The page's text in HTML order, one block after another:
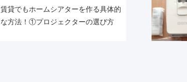
賃貸でもホームシアターを作る具体的
な方法！①プロジェクターの選び方